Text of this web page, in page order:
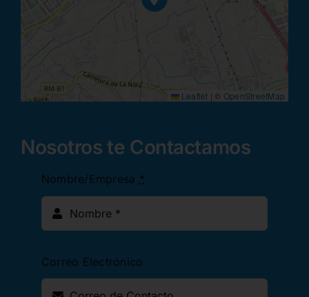
Leaflet | © OpenStreetMap
Nosotros te Contactamos
Nombre/Empresa *
Correo Electrónico